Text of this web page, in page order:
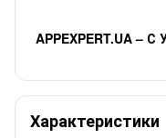
APPEXPERT.UA
Характеристики